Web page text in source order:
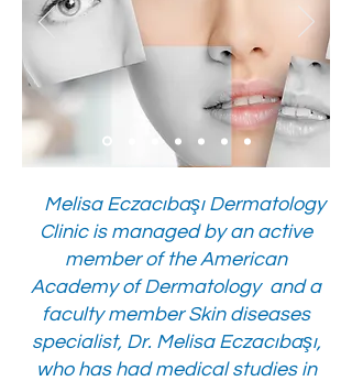
Melisa Eczacıbaşı Dermatology
Clinic is managed by an active
member of the American
Academy of Dermatology and a
faculty member Skin diseases
specialist, Dr. Melisa Eczacıbaşı,
who has had medical studies in